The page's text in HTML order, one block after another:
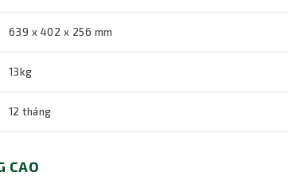
639 x 402 x 256 mm
13kg
12 tháng
CAO